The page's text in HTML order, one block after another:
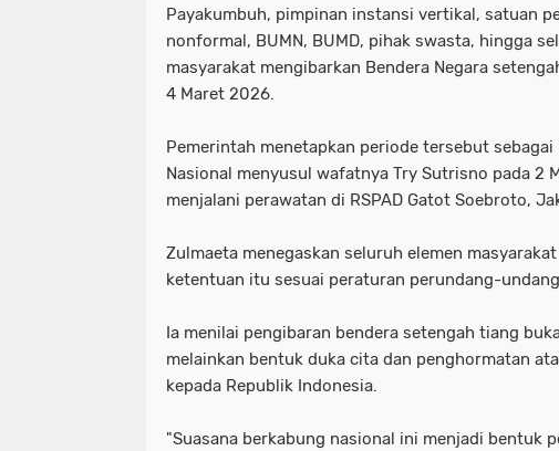
Payakumbuh, pimpinan instansi vertikal, satuan
nonformal, BUMN, BUMD, pihak swasta, hingga
masyarakat mengibarkan Bendera Negara
4 Maret 2026.
Pemerintah menetapkan periode tersebut sebagai
Nasional menyusul wafatnya Try Sutrisno pada 2
menjalani perawatan di RSPAD Gatot Soebroto,
Zulmaeta menegaskan seluruh elemen
ketentuan itu sesuai peraturan perundang-
Ia menilai pengibaran bendera setengah tiang
melainkan bentuk duka cita dan penghormatan
kepada Republik Indonesia.
"Suasana berkabung nasional ini menjadi bentuk